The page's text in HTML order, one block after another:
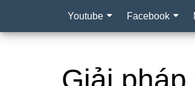
Youtube Facebook